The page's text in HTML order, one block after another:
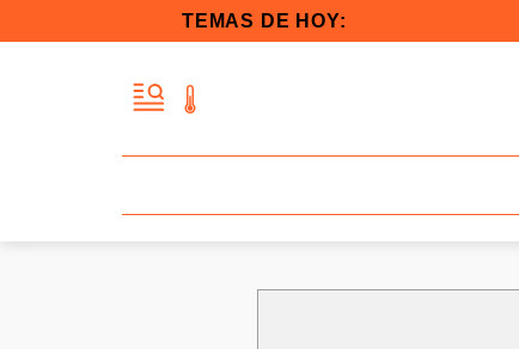
TEMAS DE HOY: